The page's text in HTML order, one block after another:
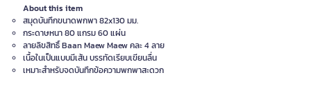
About this item
สมุดบันทึกขนาดพกพา 82x130 มม.
กระดาษหนา 80 แกรม 60 แผ่น
ลายลิขสิทธิ์ Baan Maew Maew คละ 4 ลาย
เนื้อในเป็นแบบมีเส้น บรรทัดเรียบเขียนลื่น
เหมาะสำหรับจดบันทึกข้อความพกพาสะดวก